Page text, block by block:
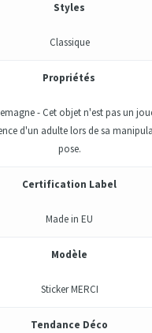
Styles
Classique
Propriétés
- Cet objet n'est pas un
d'un adulte lors de sa
pose.
Certification Label
Made in EU
Modèle
Sticker MERCI
Tendance Déco